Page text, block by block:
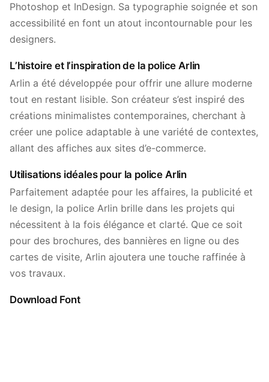
Photoshop et InDesign. Sa typographie soignée et son
accessibilité en font un atout incontournable pour les
designers.
L’histoire et l’inspiration de la police Arlin
Arlin a été développée pour offrir une allure moderne
tout en restant lisible. Son créateur s’est inspiré des
créations minimalistes contemporaines, cherchant à
créer une police adaptable à une variété de contextes,
allant des affiches aux sites d’e-commerce.
Utilisations idéales pour la police Arlin
Parfaitement adaptée pour les affaires, la publicité et
le design, la police Arlin brille dans les projets qui
nécessitent à la fois élégance et clarté. Que ce soit
pour des brochures, des bannières en ligne ou des
cartes de visite, Arlin ajoutera une touche raffinée à
vos travaux.
Download Font